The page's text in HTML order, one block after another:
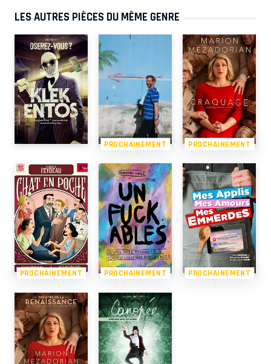
LES AUTRES PIÈCES DU MÊME GENRE
PROCHAINEMENT PROCHAINEMENT
PROCHAINEMENT PROCHAINEMENT PROCHAINEMENT